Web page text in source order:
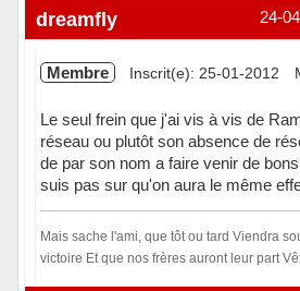
Hors ligne 24-
dreamfly
Membre Inscrit(e): 25-01-2012
Le seul frein que j'ai vis à vis de
réseau ou plutôt son absence de
de par son nom a faire venir de
suis pas sur qu'on aura le même
Mais sache l'ami, que tôt ou tard Viendra
victoire Et que nos frères auront leur part